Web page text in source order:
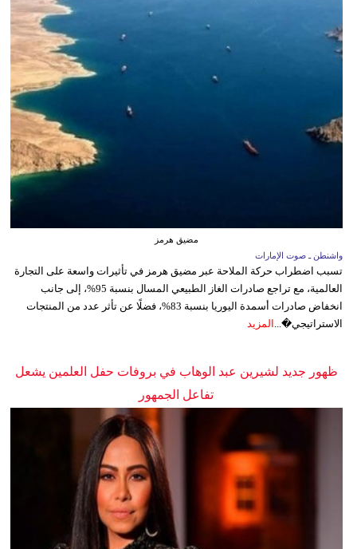
مضيق هرمز
واشنطن ـ صوت الإمارات
تسبب اضطراب حركة الملاحة عبر مضيق هرمز في تأثيرات واسعة على التجارة
العالمية، مع تراجع صادرات الغاز الطبيعي المسال بنسبة 95%، إلى جانب
انخفاض صادرات أسمدة اليوريا بنسبة 83%، فضلًا عن تأثر عدد من المنتجات
الاستراتيجي�... المزيد
ظهور جديد لشيرين عبد الوهاب في بروفات حفل العلمين يشعل
تفاعل الجمهور